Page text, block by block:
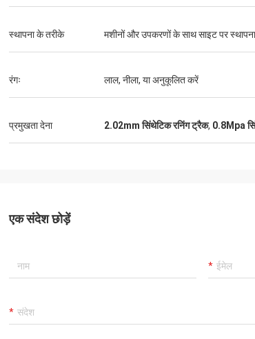
सीएन स्पोर्ट्स एक भरोसेमंद कंपनी है, उत्कृष्ट उत्पाद और
सेवाएं प्रदान करती है।
स्थापना के तरीके मशीनों और उपकरणों के साथ साइट पर स्थापना
रंगः लाल, नीला, या अनुकूलित करें
प्रमुखता देना 2.02mm सिंथेटिक रनिंग ट्रैक, 0.8Mpa
एक संदेश छोड़ें